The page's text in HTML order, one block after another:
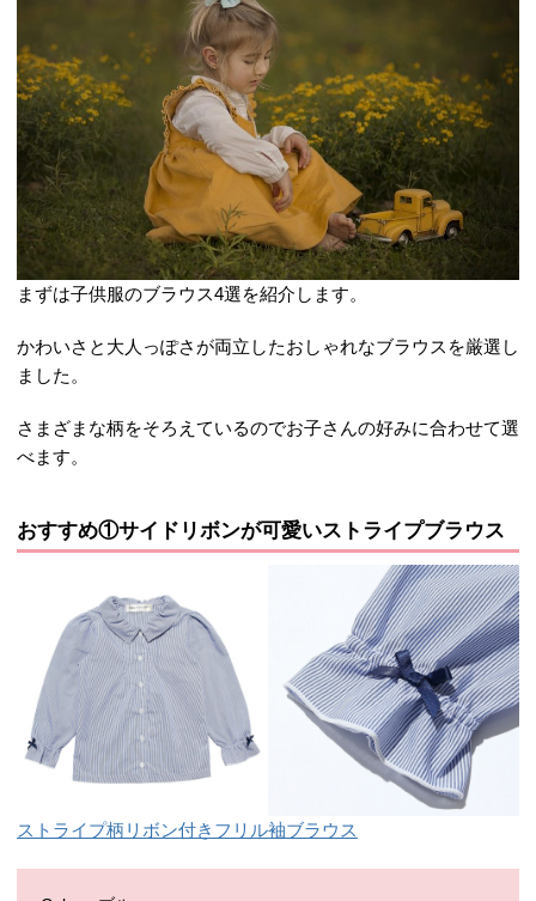
まずは子供服のブラウス4選を紹介します。
かわいさと大人っぽさが両立したおしゃれなブラウスを厳選し
ました。
さまざまな柄をそろえているのでお子さんの好みに合わせて選
べます。
おすすめ①サイドリボンが可愛いストライプブラウス
ストライプ柄リボン付きフリル袖ブラウス